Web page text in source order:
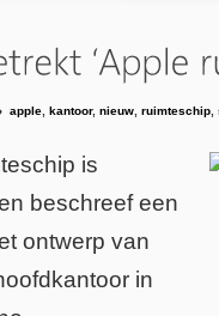
apple, kantoor, nieuw, ruimteschip,
is
beschreef een
ontwerp van
in